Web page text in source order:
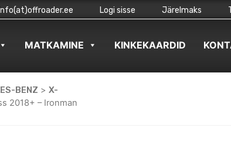
Logi sisse Järelmaks
MATKAMINE KINKEKAARDID
BENZ >X-
2018+ – Ironman